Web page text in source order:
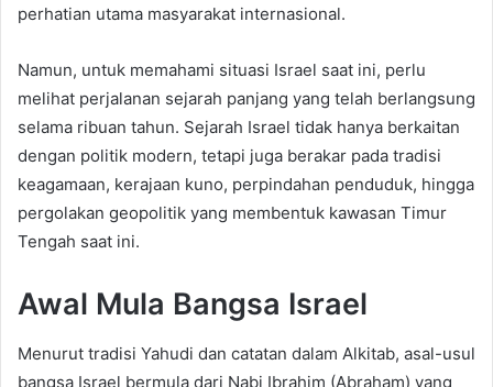
perhatian utama masyarakat internasional.
Namun, untuk memahami situasi Israel saat ini, perlu
melihat perjalanan sejarah panjang yang telah berlangsung
selama ribuan tahun. Sejarah Israel tidak hanya berkaitan
dengan politik modern, tetapi juga berakar pada tradisi
keagamaan, kerajaan kuno, perpindahan penduduk, hingga
pergolakan geopolitik yang membentuk kawasan Timur
Tengah saat ini.
Awal Mula Bangsa Israel
Menurut tradisi Yahudi dan catatan dalam Alkitab, asal-usul
bangsa Israel bermula dari Nabi Ibrahim (Abraham) yang